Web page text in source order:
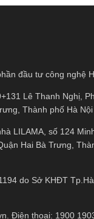
đầu tư công nghệ
Lê Thanh Nghị,
Thành phố Hà Nội
LILAMA, số 124
Hai Bà Trưng,
do Sở KHĐT
. Điện thoại: 1900